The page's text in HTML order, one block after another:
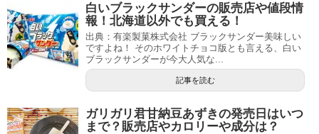
白いブラックサンダーの販売店や値段情
報！北海道以外でも買える！
出典：有楽製菓株式会社 ブラックサンダー美味しい
ですよね！ そのホワイトチョコ版とも言える、白い
ブラックサンダーが今大人気な...
記事を読む
ガリガリ君甘納豆あずきの発売日はいつ
まで？販売店やカロリーや成分は？